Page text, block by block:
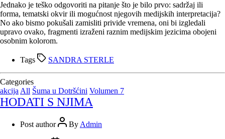
Jednako je teško odgovoriti na pitanje što je bilo prvo: sadržaj ili
forma, tematski okvir ili mogućnost njegovih medijskih interpretacija?
No ako bismo pokušali zamisliti privide vremena, oni bi izgledali
upravo ovako, fragmenti izraženi raznim medijskim jezicima obojeni
osobnim kolorom.
Tags SANDRA STERLE
Categories
akcija All Šuma u Dotršćini Volumen 7
HODATI S NJIMA
Post author By Admin